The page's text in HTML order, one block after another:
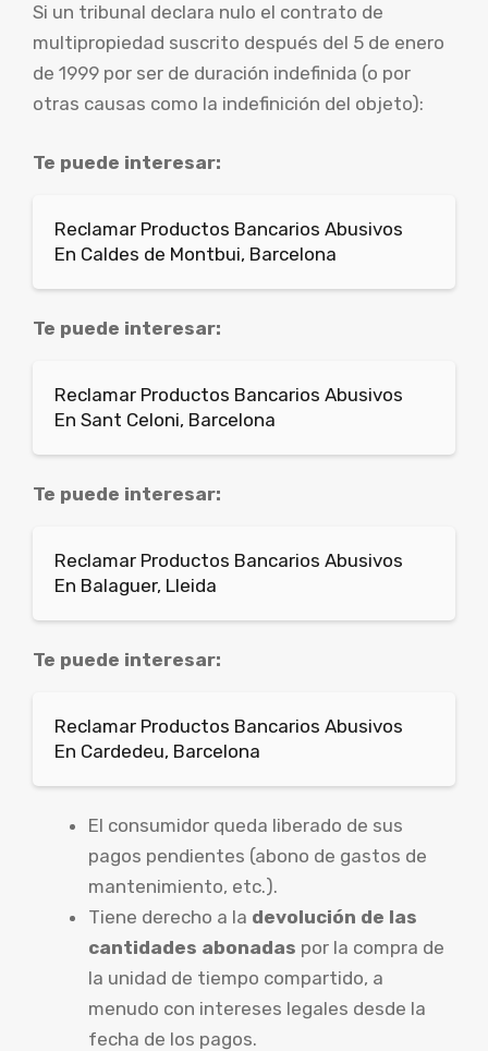
Si un tribunal declara nulo el contrato de
multipropiedad suscrito después del 5 de enero
de 1999 por ser de duración indefinida (o por
otras causas como la indefinición del objeto):
Te puede interesar:
Reclamar Productos Bancarios Abusivos
En Caldes de Montbui, Barcelona
Te puede interesar:
Reclamar Productos Bancarios Abusivos
En Sant Celoni, Barcelona
Te puede interesar:
Reclamar Productos Bancarios Abusivos
En Balaguer, Lleida
Te puede interesar:
Reclamar Productos Bancarios Abusivos
En Cardedeu, Barcelona
El consumidor queda liberado de sus
pagos pendientes (abono de gastos de
mantenimiento, etc.).
Tiene derecho a la devolución de las
cantidades abonadas por la compra de
la unidad de tiempo compartido, a
menudo con intereses legales desde la
fecha de los pagos.